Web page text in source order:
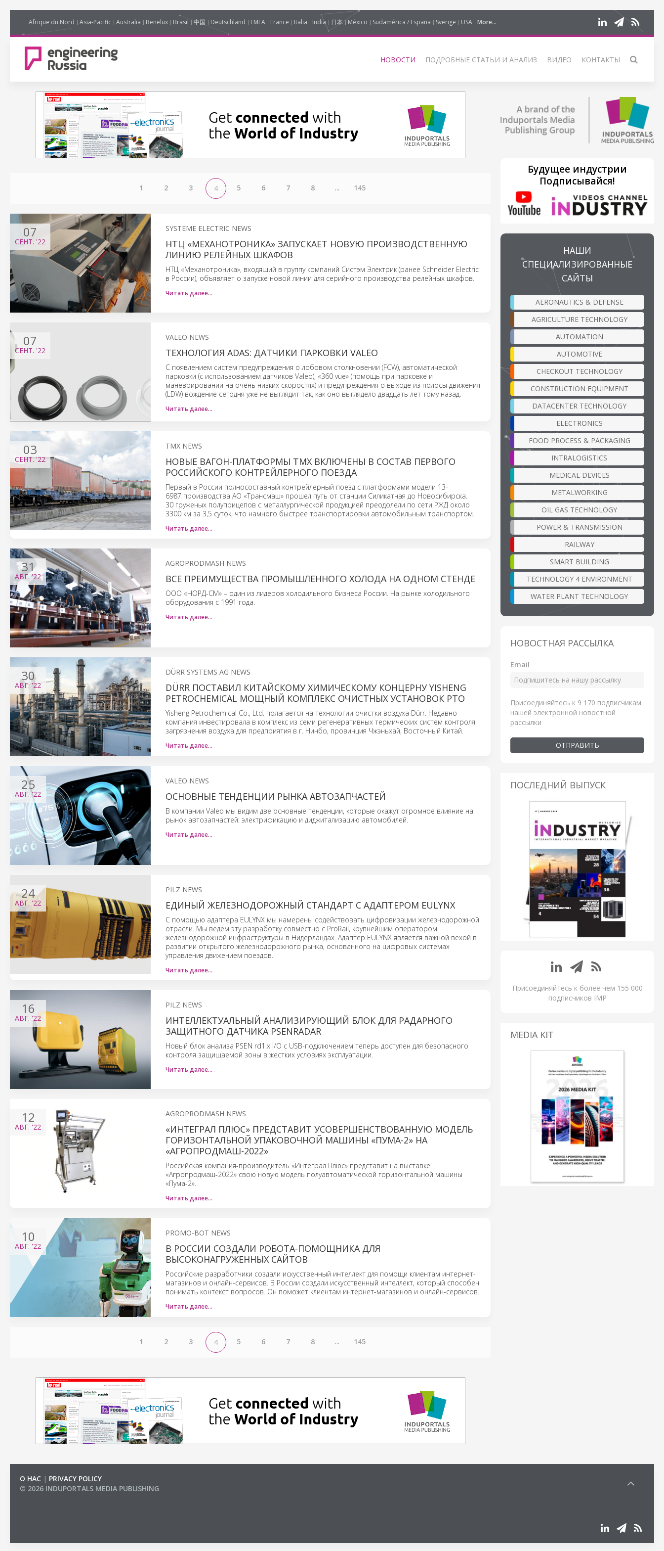
Afrique du Nord Asia-Pacific Australia Benelux Brasil 中国 Deutschland EMEA France Italia India 日本 México Sudamérica / España Sverige USA More...
НОВОСТИ ПОДРОБНЫЕ СТАТЬИ И АНАЛИЗ ВИДЕО КОНТАКТЫ
1 2 3 4 5 6 7 8 ... 145
07
СЕНТ. '22
SYSTEME ELECTRIC NEWS
НТЦ «МЕХАНОТРОНИКА» ЗАПУСКАЕТ НОВУЮ ПРОИЗВОДСТВЕННУЮ
ЛИНИЮ РЕЛЕЙНЫХ ШКАФОВ
НТЦ «Механотроника», входящий в группу компаний Систэм Электрик (ранее Schneider Electric
в России), объявляет о запуске новой линии для серийного производства релейных шкафов.
Читать далее…
07
СЕНТ. '22
VALEO NEWS
ТЕХНОЛОГИЯ ADAS: ДАТЧИКИ ПАРКОВКИ VALEO
С появлением систем предупреждения о лобовом столкновении (FCW), автоматической
парковки (с использованием датчиков Valeo), «360 vue» (помощь при парковке и
маневрировании на очень низких скоростях) и предупреждения о выходе из полосы движения
(LDW) вождение сегодня уже не выглядит так, как оно выглядело двадцать лет тому назад.
Читать далее…
03
СЕНТ.'22
TMX NEWS
НОВЫЕ ВАГОН-ПЛАТФОРМЫ ТМХ ВКЛЮЧЕНЫ В СОСТАВ ПЕРВОГО
РОССИЙСКОГО КОНТРЕЙЛЕРНОГО ПОЕЗДА
Первый в России полносоставный контрейлерный поезд с платформами модели 13-
6987 производства АО «Трансмаш» прошел путь от станции Силикатная до Новосибирска.
30 груженых полуприцепов с металлургической продукцией преодолели по сети РЖД около
3300 км за 3,5 суток, что намного быстрее транспортировки автомобильным транспортом.
Читать далее…
31
АВГ.'22
AGROPRODMASH NEWS
ВСЕ ПРЕИМУЩЕСТВА ПРОМЫШЛЕННОГО ХОЛОДА НА ОДНОМ СТЕНДЕ
ООО «НОРД-СМ» – один из лидеров холодильного бизнеса России. На рынке холодильного
оборудования с 1991 года.
Читать далее…
30
АВГ.'22
DÜRR SYSTEMS AG NEWS
DÜRR ПОСТАВИЛ КИТАЙСКОМУ ХИМИЧЕСКОМУ КОНЦЕРНУ YISHENG
PETROCHEMICAL МОЩНЫЙ КОМПЛЕКС ОЧИСТНЫХ УСТАНОВОК РТО
Yisheng Petrochemical Co., Ltd. полагается на технологии очистки воздуха Dürr. Недавно
компания инвестировала в комплекс из семи регенеративных термических систем контроля
загрязнения воздуха для предприятия в г. Нинбо, провинция Чжэньхай, Восточный Китай.
Читать далее…
25
АВГ.'22
VALEO NEWS
ОСНОВНЫЕ ТЕНДЕНЦИИ РЫНКА АВТОЗАПЧАСТЕЙ
В компании Valeo мы видим две основные тенденции, которые окажут огромное влияние на
рынок автозапчастей: электрификацию и диджитализацию автомобилей.
Читать далее…
24
АВГ. '22
PILZ NEWS
ЕДИНЫЙ ЖЕЛЕЗНОДОРОЖНЫЙ СТАНДАРТ С АДАПТЕРОМ EULYNX
С помощью адаптера EULYNX мы намерены содействовать цифровизации железнодорожной
отрасли. Мы ведем эту разработку совместно с ProRail, крупнейшим оператором
железнодорожной инфраструктуры в Нидерландах. Адаптер EULYNX является важной вехой в
развитии открытого железнодорожного рынка, основанного на цифровых системах
управления движением поездов.
Читать далее…
16
АВГ. '22
PILZ NEWS
ИНТЕЛЛЕКТУАЛЬНЫЙ АНАЛИЗИРУЮЩИЙ БЛОК ДЛЯ РАДАРНОГО
ЗАЩИТНОГО ДАТЧИКА PSENRADAR
Новый блок анализа PSEN rd1.x I/O с USB-подключением теперь доступен для безопасного
контроля защищаемой зоны в жестких условиях эксплуатации.
Читать далее…
12
АВГ. '22
AGROPRODMASH NEWS
«ИНТЕГРАЛ ПЛЮС» ПРЕДСТАВИТ УСОВЕРШЕНСТВОВАННУЮ МОДЕЛЬ
ГОРИЗОНТАЛЬНОЙ УПАКОВОЧНОЙ МАШИНЫ «ПУМА-2» НА
«АГРОПРОДМАШ-2022»
Российская компания-производитель «Интеграл Плюс» представит на выставке
«Агропродмаш-2022» свою новую модель полуавтоматической горизонтальной машины
«Пума-2».
Читать далее…
10
АВГ. '22
PROMO-BOT NEWS
В РОССИИ СОЗДАЛИ РОБОТА-ПОМОЩНИКА ДЛЯ
ВЫСОКОНАГРУЖЕННЫХ САЙТОВ
Российские разработчики создали искусственный интеллект для помощи клиентам интернет-
магазинов и онлайн-сервисов. В России создали искусственный интеллект, который способен
понимать контекст вопросов. Он поможет клиентам интернет-магазинов и онлайн-сервисов.
Читать далее…
1 2 3 4 5 6 7 8 ... 145
Будущее индустрии
Подписывайся!
НАШИ
СПЕЦИАЛИЗИРОВАННЫЕ
САЙТЫ
AERONAUTICS & DEFENSE
AGRICULTURE TECHNOLOGY
AUTOMATION
AUTOMOTIVE
CHECKOUT TECHNOLOGY
CONSTRUCTION EQUIPMENT
DATACENTER TECHNOLOGY
ELECTRONICS
FOOD PROCESS & PACKAGING
INTRALOGISTICS
MEDICAL DEVICES
METALWORKING
OIL GAS TECHNOLOGY
POWER & TRANSMISSION
RAILWAY
SMART BUILDING
TECHNOLOGY 4 ENVIRONMENT
WATER PLANT TECHNOLOGY
НОВОСТНАЯ РАССЫЛКА
Email
Присоединяйтесь к 9 170 подписчикам
нашей электронной новостной
рассылки
ОТПРАВИТЬ
ПОСЛЕДНИЙ ВЫПУСК
Присоединяйтесь к более чем 155 000
подписчиков IMP
MEDIA KIT
О НАС | PRIVACY POLICY
© 2026 INDUPORTALS MEDIA PUBLISHING